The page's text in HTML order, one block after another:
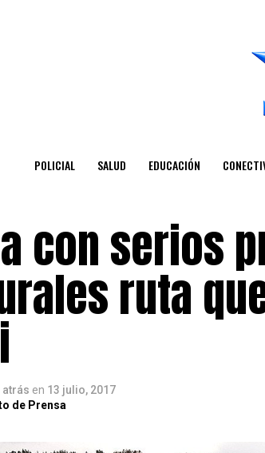
POLICIAL SALUD EDUCACIÓN
con serios
ruta
atrás en 13 julio, 2017
de Prensa